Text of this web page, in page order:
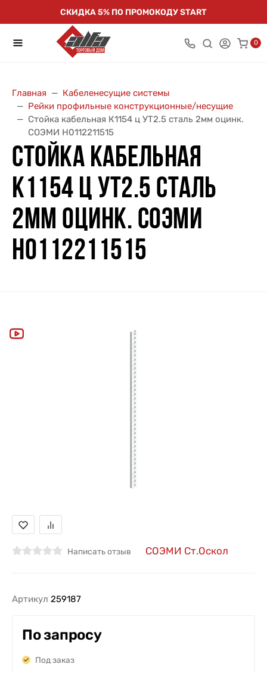
СКИДКА 5% ПО ПРОМОКОДУ START
0
Главная
Кабеленесущие системы
Рейки профильные конструкционные/несущие
Стойка кабельная К1154 ц УТ2.5 сталь 2мм оцинк.
СОЭМИ Н0112211515
СТОЙКА КАБЕЛЬНАЯ
К1154 Ц УТ2.5 СТАЛЬ
2ММ ОЦИНК. СОЭМИ
Н0112211515
Написать отзыв СОЭМИ Ст.Оскол
Артикул 259187
По запросу
Под заказ